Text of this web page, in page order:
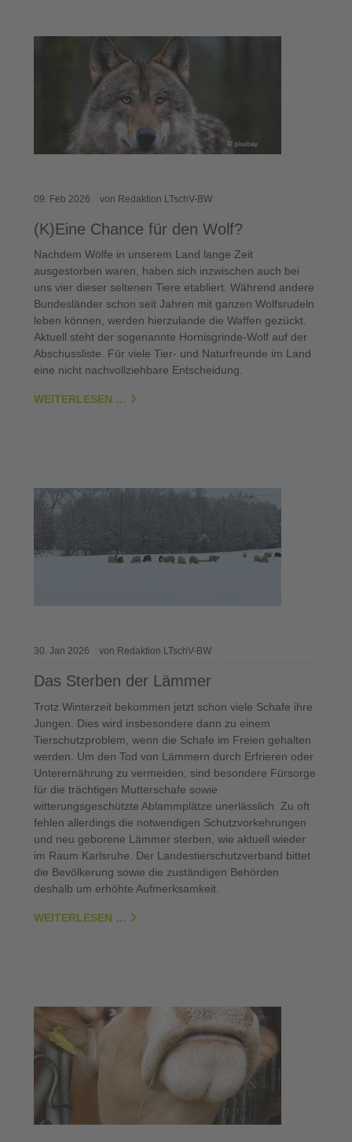
09. Feb 2026 von Redaktion LTschV-BW
(K)Eine Chance für den Wolf?
Nachdem Wölfe in unserem Land lange Zeit
ausgestorben waren, haben sich inzwischen auch bei
uns vier dieser seltenen Tiere etabliert. Während andere
Bundesländer schon seit Jahren mit ganzen Wolfsrudeln
leben können, werden hierzulande die Waffen gezückt.
Aktuell steht der sogenannte Hornisgrinde-Wolf auf der
Abschussliste. Für viele Tier- und Naturfreunde im Land
eine nicht nachvollziehbare Entscheidung.
WEITERLESEN …
30. Jan 2026 von Redaktion LTschV-BW
Das Sterben der Lämmer
Trotz Winterzeit bekommen jetzt schon viele Schafe ihre
Jungen. Dies wird insbesondere dann zu einem
Tierschutzproblem, wenn die Schafe im Freien gehalten
werden. Um den Tod von Lämmern durch Erfrieren oder
Unterernährung zu vermeiden, sind besondere Fürsorge
für die trächtigen Mutterschafe sowie
witterungsgeschützte Ablammplätze unerlässlich. Zu oft
fehlen allerdings die notwendigen Schutzvorkehrungen
und neu geborene Lämmer sterben, wie aktuell wieder
im Raum Karlsruhe. Der Landestierschutzverband bittet
die Bevölkerung sowie die zuständigen Behörden
deshalb um erhöhte Aufmerksamkeit.
WEITERLESEN …